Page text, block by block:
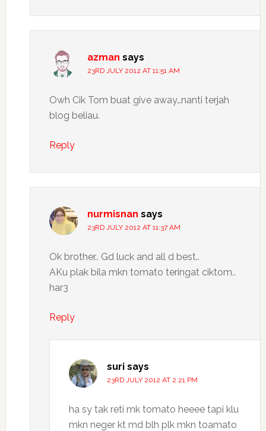
azman says
23RD JULY 2012 AT 11:51 AM
Owh Cik Tom buat give away…nanti terjah
blog beliau.
Reply
nurmisnan says
23RD JULY 2012 AT 11:37 AM
Ok brother.. Gd luck and all d best..
AKu plak bila mkn tomato teringat ciktom..
har3
Reply
suri says
23RD JULY 2012 AT 2:21 PM
ha sy tak reti mk tomato heeee tapi klu
mkn neger kt md blh plk mkn toamato